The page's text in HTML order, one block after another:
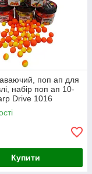
поп ап для
набір поп ап 10-
Drive 1016
Купити